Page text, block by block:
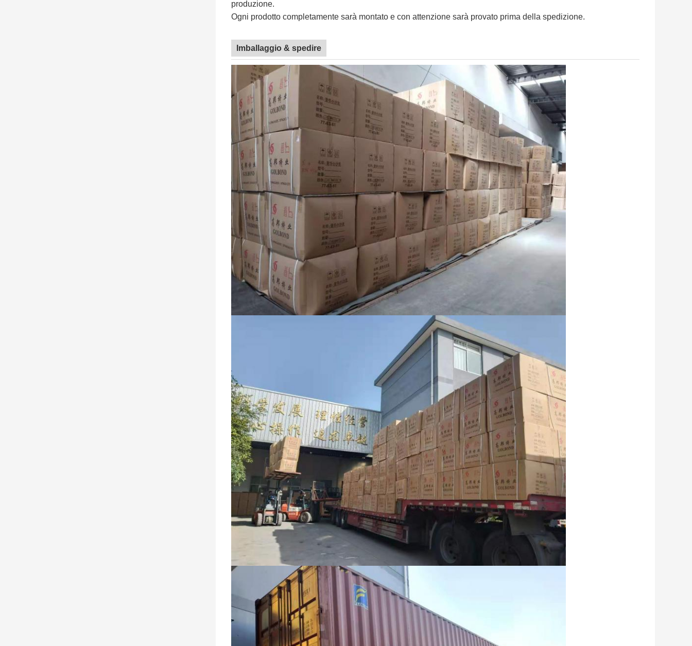
produzione.
Ogni prodotto completamente sarà montato e con attenzione sarà provato prima della spedizione.
Imballaggio & spedire